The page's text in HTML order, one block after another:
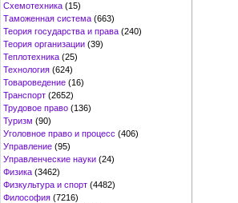
Схемотехника (15)
Таможенная система (663)
Теория государства и права (240)
Теория организации (39)
Теплотехника (25)
Технология (624)
Товароведение (16)
Транспорт (2652)
Трудовое право (136)
Туризм (90)
Уголовное право и процесс (406)
Управление (95)
Управленческие науки (24)
Физика (3462)
Физкультура и спорт (4482)
Философия (7216)